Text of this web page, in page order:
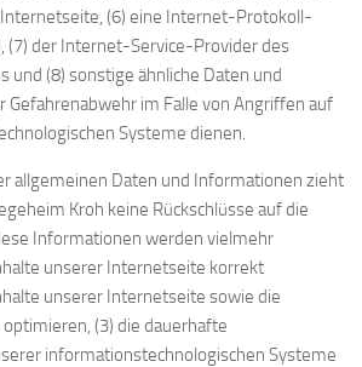
(6) eine Internet-Protokoll-
(7) der Internet-Service-Provider des
und (8) sonstige ähnliche Daten und
Gefahrenabwehr im Falle von Angriffen auf
Systeme dienen.
allgemeinen Daten und Informationen zieht
Kroh keine Rückschlüsse auf die
Informationen werden vielmehr
unserer Internetseite korrekt
unserer Internetseite sowie die
(3) die dauerhafte
informationstechnologischen Systeme